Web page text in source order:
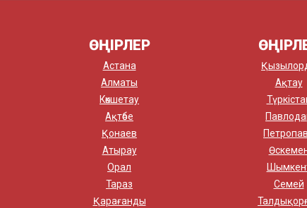
ӨҢІРЛЕР
Астана
Алматы
Көкшетау
Ақтөбе
Қонаев
Атырау
Орал
Тараз
Қарағанды
Ақтау
Семей